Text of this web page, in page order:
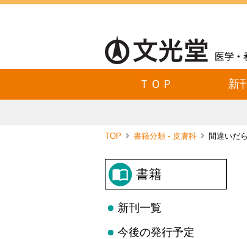
ＴＯＰ 新
TOP 書籍分類 - 皮膚科 間違いだ
書籍
新刊一覧
今後の発行予定